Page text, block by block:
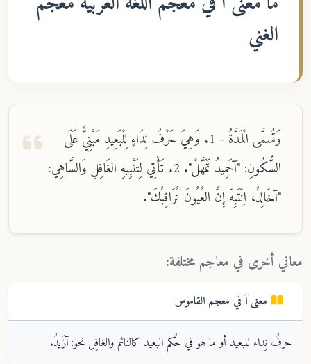
الغني
وَتُسمَّى الْمَدَّةُ - 1. وَهِيَ حَرْفُ نِدَاءٍ لِلْبَعِيدِ مَبْنِيٌّ عَلَى
السُّكُونِ: "آحَمِيدُ تَمَهَّلْ". 2. تَأْتِي لِتَنْبِيهِ الغَافِلِ وَالسَّاهِي:
"آخَالِدُ، اِنْتَبِهْ إِنَّ العُيُونَ تُرَاقِبُكَ".
معاني أخرى في معاجم مختلفة:
آفي معجم القاموس
حرفُ نِداء للبعيد أو ما هو في حُكم البعيد كالنائم والغافِل نحو: آزَيدُ.